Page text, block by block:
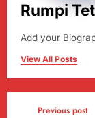
Rumpi
Add your
View All Posts
Previous post